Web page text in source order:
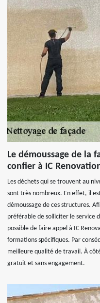
Le démoussage de la
confier à IC
Les déchets qui se trouvent au
sont très nombreux. En effet, il
démoussage de ces structures.
préférable de solliciter le service
possible de faire appel à IC
formations spécifiques. Par
meilleure qualité de travail. À
gratuit et sans engagement.